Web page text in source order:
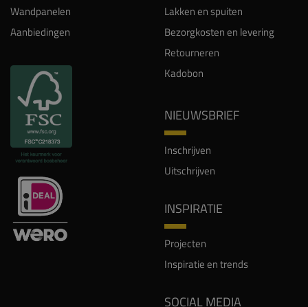
Wandpanelen
Aanbiedingen
Lakken en spuiten
Bezorgkosten en levering
Retourneren
Kadobon
NIEUWSBRIEF
Inschrijven
Uitschrijven
INSPIRATIE
Projecten
Inspiratie en trends
SOCIAL MEDIA